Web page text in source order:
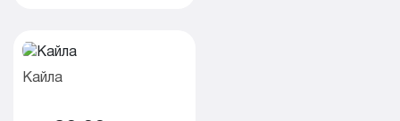
Кайла